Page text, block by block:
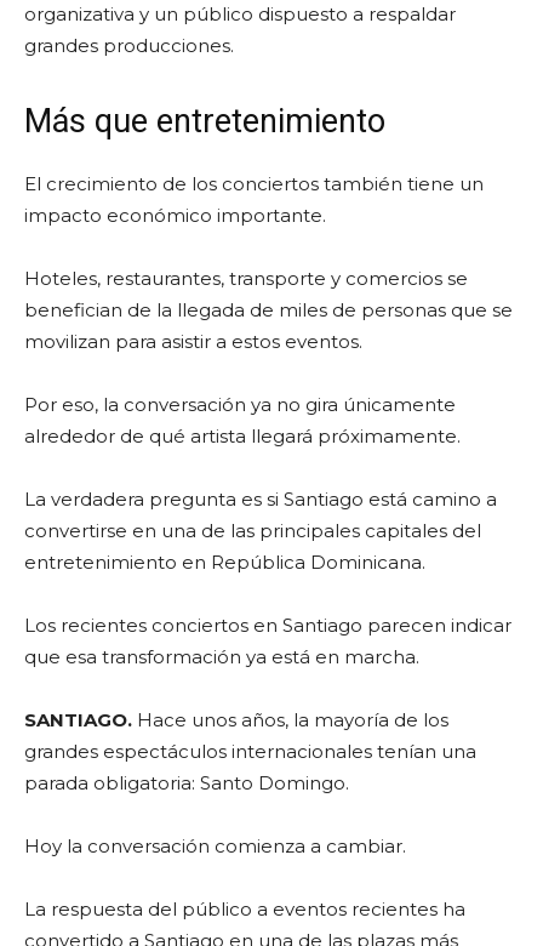
organizativa y un público dispuesto a respaldar
grandes producciones.
Más que entretenimiento
El crecimiento de los conciertos también tiene un
impacto económico importante.
Hoteles, restaurantes, transporte y comercios se
benefician de la llegada de miles de personas que se
movilizan para asistir a estos eventos.
Por eso, la conversación ya no gira únicamente
alrededor de qué artista llegará próximamente.
La verdadera pregunta es si Santiago está camino a
convertirse en una de las principales capitales del
entretenimiento en República Dominicana.
Los recientes conciertos en Santiago parecen indicar
que esa transformación ya está en marcha.
SANTIAGO. Hace unos años, la mayoría de los
grandes espectáculos internacionales tenían una
parada obligatoria: Santo Domingo.
Hoy la conversación comienza a cambiar.
La respuesta del público a eventos recientes ha
convertido a Santiago en una de las plazas más